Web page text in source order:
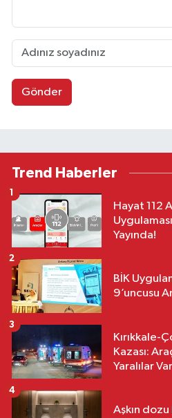
Gönder
Trend Haberler
Hayat 112
Yayında!
BİK
9’uncusu
2
Kırıkkale-
Kazası:
Yaralılar
3
Aşkın
4